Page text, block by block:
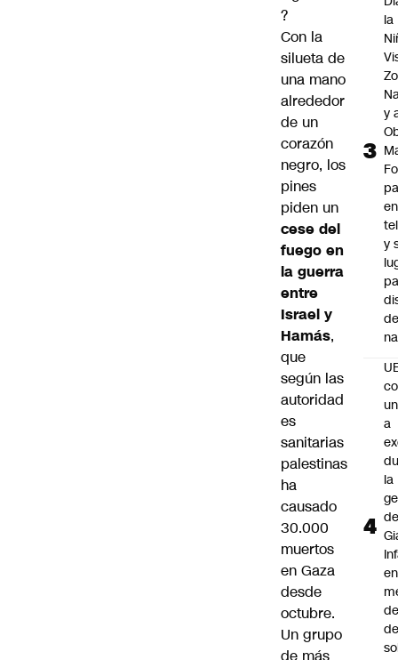
?
Con la
silueta de
una mano
alrededor
de un
corazón
negro, los
pines
piden un
cese del
fuego en
la guerra
entre
Israel y
Hamás,
que
según las
autoridad
es
sanitarias
palestinas
ha
causado
30.000
muertos
en Gaza
desde
octubre.
Un grupo
la
y
en
y
a
la
de
en
de